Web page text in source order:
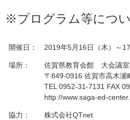
※プログラム等につ
開催日： 2019年5月16日（木）～17
場所：
佐賀県教育会館 大会議室
〒849-0916 佐賀市高木瀬
TEL 0952-31-7131 FAX
http://www.saga-ed-
協力： 株式会社QTnet